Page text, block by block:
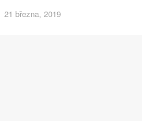
21 března, 2019